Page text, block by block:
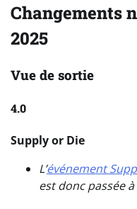
Changements
2025
Vue de sortie
4.0
Supply or Die
L’événement
est donc passée